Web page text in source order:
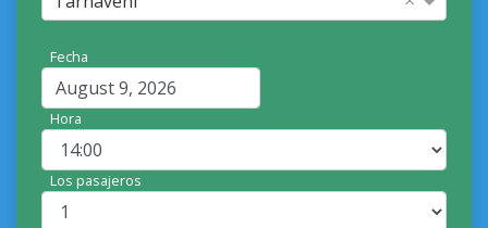
Fecha
Hora
Los pasajeros